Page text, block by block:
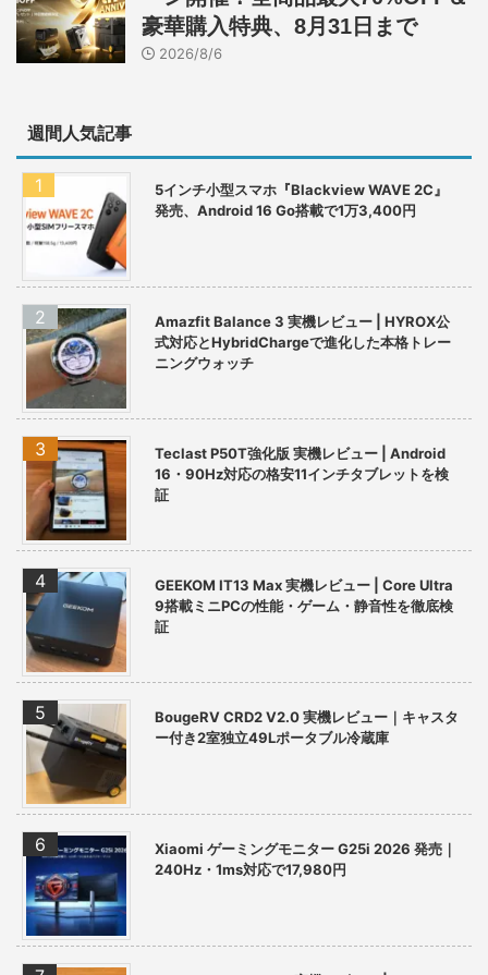
豪華購入特典、8月31日まで
2026/8/6
週間人気記事
5インチ小型スマホ『Blackview WAVE 2C』
発売、Android 16 Go搭載で1万3,400円
Amazfit Balance 3 実機レビュー | HYROX公
式対応とHybridChargeで進化した本格トレー
ニングウォッチ
Teclast P50T強化版 実機レビュー | Android
16・90Hz対応の格安11インチタブレットを検
証
GEEKOM IT13 Max 実機レビュー | Core Ultra
9搭載ミニPCの性能・ゲーム・静音性を徹底検
証
BougeRV CRD2 V2.0 実機レビュー｜キャスタ
ー付き2室独立49Lポータブル冷蔵庫
Xiaomi ゲーミングモニター G25i 2026 発売｜
240Hz・1ms対応で17,980円